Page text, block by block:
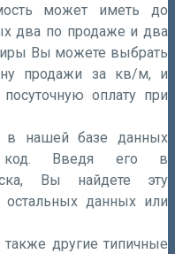
может иметь до
два по продаже и два
Вы можете выбрать
продажи за кв/м, и
оплату при
в нашей базе данных
код. Введя его в
Вы найдете эту
остальных данных или
другие типичные